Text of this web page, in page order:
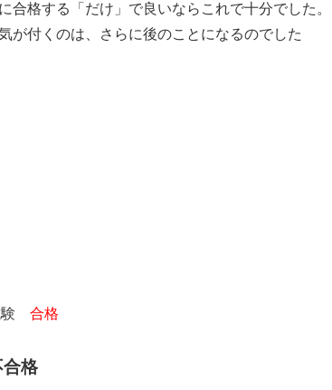
格する「だけ」で良いならこれで十分でした。
が付くのは、さらに後のことになるのでした
験 合格
格